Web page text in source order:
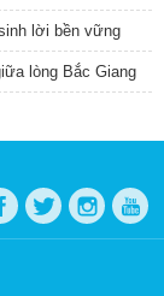
lời bền vững
lòng Bắc Giang